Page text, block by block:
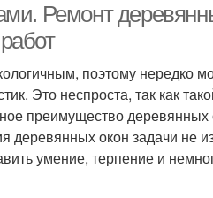
Ремонт
поэтому нередко
Это неспроста, так как
преимущество деревянных
деревянных окон задачи не
умение, терпение и